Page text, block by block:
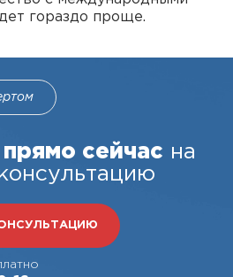
гораздо проще.
сейчас на